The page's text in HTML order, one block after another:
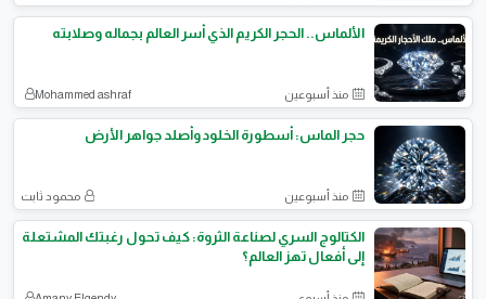
الألماس.. الحجر الكريم الذي أسر العالم بجماله وصلابته
منذ أسبوعين Mohammed ashraf
حجر الماس: أسطورة الخلود وأصلد جواهر الأرض
منذ أسبوعين محمود ثابت
الكتالوج السري لصناعة الثروة: كيف تحول رغبتك المشتعلة
إلى أفعال تهز العالم؟